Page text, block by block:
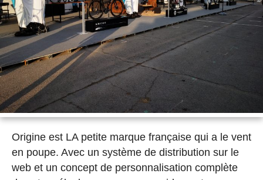
Origine est LA petite marque française qui a le vent
en poupe. Avec un système de distribution sur le
web et un concept de personnalisation complète